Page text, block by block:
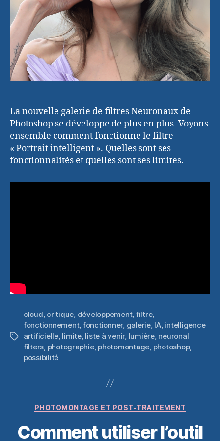
La nouvelle galerie de filtres Neuronaux de
Photoshop se développe de plus en plus. Voyons
ensemble comment fonctionne le filtre
« Portrait intelligent ». Quelles sont ses
fonctionnalités et quelles sont ses limites.
Étiquettes
cloud, critique, développement, filtre,
fonctionnement, fonctionner, galerie, IA, intelligence
artificielle, limite, liste à venir, lumière, neuronal
filters, photographie, photomontage, photoshop,
possibilité
Catégories
PHOTOMONTAGE ET POST-TRAITEMENT
Comment utiliser l’outil